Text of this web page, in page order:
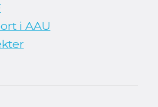
i AAU